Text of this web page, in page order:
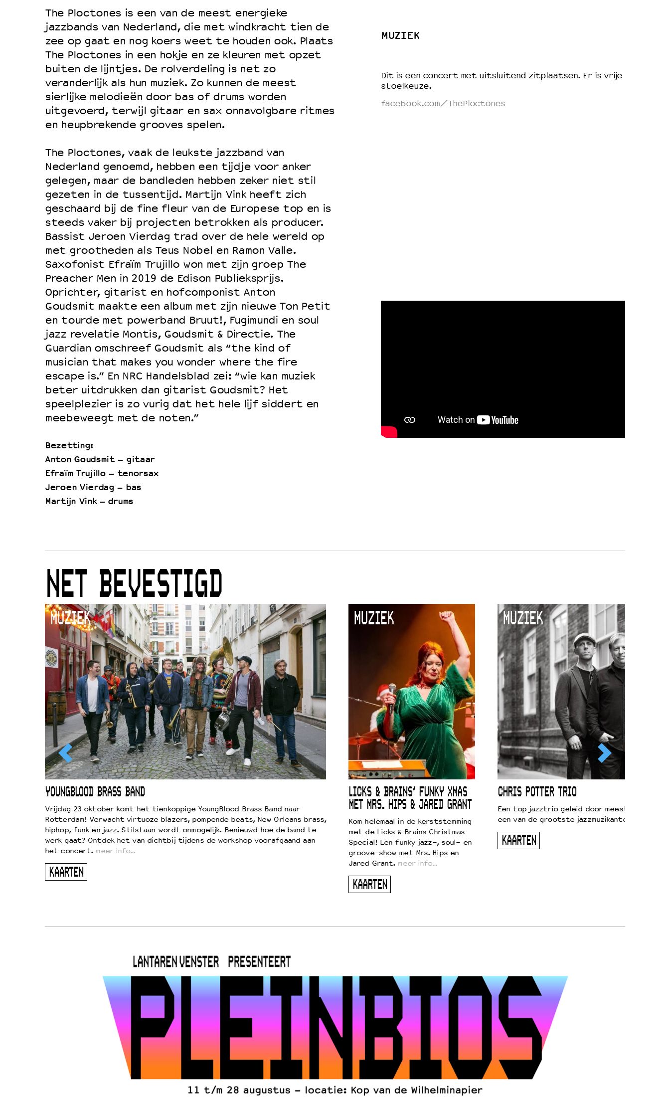
Duurzaamheid
Culturele boycot Israël
Ruimte voor artistieke vrijheid – VNPF
The Ploctones is een van de meest energieke
jazzbands van Nederland, die met windkracht tien de
zee op gaat en nog koers weet te houden ook. Plaats
The Ploctones in een hokje en ze kleuren met opzet
buiten de lijntjes. De rolverdeling is net zo
veranderlijk als hun muziek. Zo kunnen de meest
sierlijke melodieën door bas of drums worden
uitgevoerd, terwijl gitaar en sax onnavolgbare ritmes
en heupbrekende grooves spelen.
The Ploctones, vaak de leukste jazzband van
Nederland genoemd, hebben een tijdje voor anker
gelegen, maar de bandleden hebben zeker niet stil
gezeten in de tussentijd. Martijn Vink heeft zich
geschaard bij de fine fleur van de Europese top en is
steeds vaker bij projecten betrokken als producer.
Bassist Jeroen Vierdag trad over de hele wereld op
met grootheden als Teus Nobel en Ramon Valle.
Saxofonist Efraïm Trujillo won met zijn groep The
Preacher Men in 2019 de Edison Publieksprijs.
Oprichter, gitarist en hofcomponist Anton
Goudsmit maakte een album met zijn nieuwe Ton Petit
en tourde met powerband Bruut!, Fugimundi en soul
jazz revelatie Montis, Goudsmit & Directie. The
Guardian omschreef Goudsmit als “the kind of
musician that makes you wonder where the fire
escape is.” En NRC Handelsblad zei: “wie kan muziek
beter uitdrukken dan gitarist Goudsmit? Het
speelplezier is zo vurig dat het hele lijf siddert en
meebeweegt met de noten.”
Bezetting:
Anton Goudsmit – gitaar
Efraïm Trujillo – tenorsax
Jeroen Vierdag – bas
Martijn Vink – drums
MUZIEK
Dit is een concert met uitsluitend zitplaatsen. Er is vrije
stoelkeuze.
facebook.com/ThePloctones
NET BEVESTIGD
MUZIEK
YOUNGBLOOD BRASS BAND
Vrijdag 23 oktober komt het tienkoppige YoungBlood Brass Band naar
Rotterdam! Verwacht virtuoze blazers, pompende beats, New Orleans brass,
hiphop, funk en jazz. Stilstaan wordt onmogelijk. Benieuwd hoe de band te
werk gaat? Ontdek het van dichtbij tijdens de workshop voorafgaand aan
het concert. meer info…
KAARTEN
MUZIEK
LICKS & BRAINS’ FUNKY XMAS
MET MRS. HIPS & JARED GRANT
Kom helemaal in de kerststemming
met de Licks & Brains Christmas
Special! Een funky jazz-, soul- en
groove-show met Mrs. Hips en
Jared Grant. meer info…
KAARTEN
MUZIEK
CHRIS POTTER TRIO
Een top jazztrio geleid door
een van de grootste jazzmuzikanten van zijn
KAARTEN